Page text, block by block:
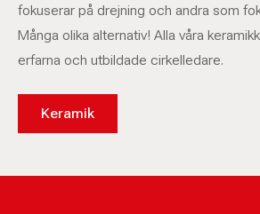
fokuserar på drejning och andra som
Många olika alternativ! Alla våra
erfarna och utbildade cirkelledare.
Keramik